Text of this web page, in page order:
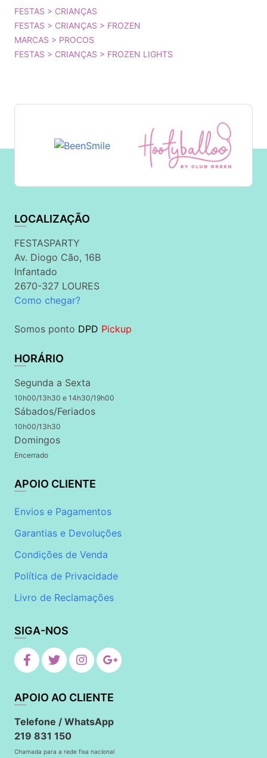
FESTAS > CRIANÇAS
FESTAS > CRIANÇAS > FROZEN
MARCAS > PROCOS
FESTAS > CRIANÇAS > FROZEN LIGHTS
LOCALIZAÇÃO
FESTASPARTY
Av. Diogo Cão, 16B
Infantado
2670-327 LOURES
Como chegar?
Somos ponto DPD Pickup
HORÁRIO
Segunda a Sexta
10h00/13h30 e 14h30/19h00
Sábados/Feriados
10h00/13h30
Domingos
Encerrado
APOIO CLIENTE
Envios e Pagamentos
Garantias e Devoluções
Condições de Venda
Política de Privacidade
Livro de Reclamações
SIGA-NOS
APOIO AO CLIENTE
Telefone / WhatsApp
219 831 150
Chamada para a rede fixa nacional